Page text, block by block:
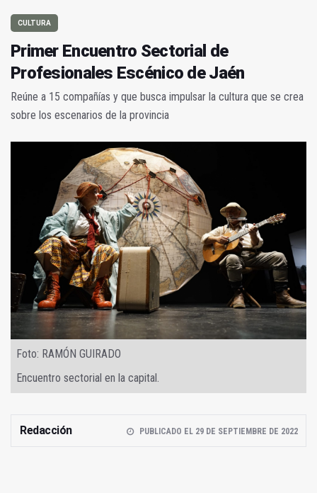
CULTURA
Primer Encuentro Sectorial de
Profesionales Escénico de Jaén
Reúne a 15 compañías y que busca impulsar la cultura que se crea
sobre los escenarios de la provincia
Foto: RAMÓN GUIRADO
Encuentro sectorial en la capital.
Redacción PUBLICADO EL 29 DE SEPTIEMBRE DE 2022